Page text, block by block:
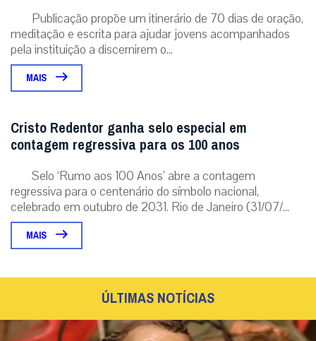
Publicação propõe um itinerário de 70 dias de oração,
meditação e escrita para ajudar jovens acompanhados
pela instituição a discernirem o...
MAIS
Cristo Redentor ganha selo especial em
contagem regressiva para os 100 anos
Selo ‘Rumo aos 100 Anos’ abre a contagem
regressiva para o centenário do símbolo nacional,
celebrado em outubro de 2031. Rio de Janeiro (31/07/...
MAIS
ÚLTIMAS NOTÍCIAS